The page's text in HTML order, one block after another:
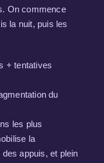
On commence
la nuit, puis les
+ tentatives
du
les plus
la
des appuis, et plein